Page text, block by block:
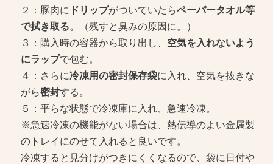
２：豚肉に ドリップがついていたらペーパータオル等
で拭き取る。
（残すと臭みの原因に。）
３：購入時の容器から取り出し、 空気を入れないよう
にラップで包む。
４：さらに冷凍用の密封保存袋に入れ、空気を抜きな
がら密封する。
５：平らな状態で冷凍庫に入れ、急速冷凍。
※急速冷凍の機能がない場合は、熱伝導のよい金属製
のトレイにのせて入れると良いです。
冷凍すると見分けがつきにくくなるので、袋に日付や